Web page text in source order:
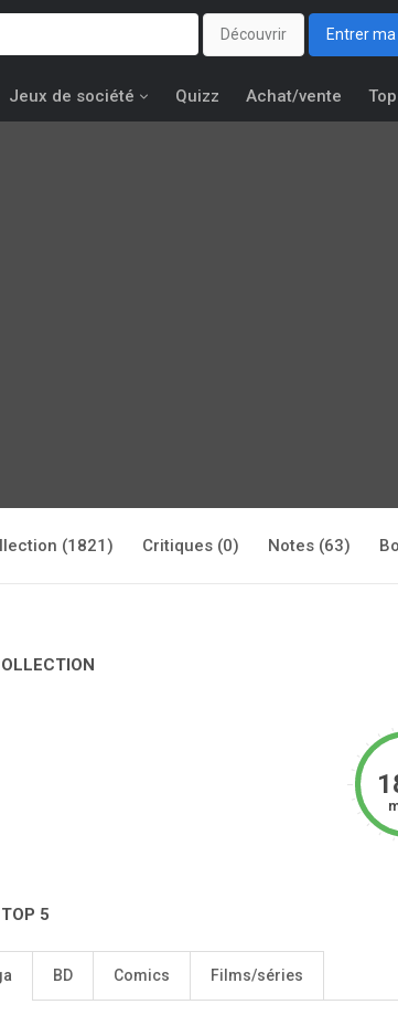
Découvrir Entrer
Jeux de société Quizz Achat/vente
(1821) Critiques (0) Notes (63)
5
BD Comics Films/séries